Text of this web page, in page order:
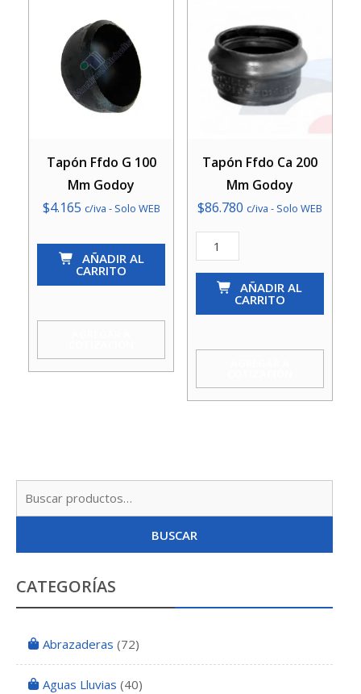
Tapón Ffdo G 100
Mm Godoy
$4.165 c/iva - Solo WEB
Tapón
G
Godoy
cantidad
AÑADIR AL
CARRITO
Tapón Ffdo Ca 200
Mm Godoy
$86.780 c/iva - Solo WEB
Tapón
Ffdo
Godoy
AÑADIR AL
CARRITO
BUSCAR
CATEGORÍAS
Abrazaderas (72)
Aguas Lluvias (40)